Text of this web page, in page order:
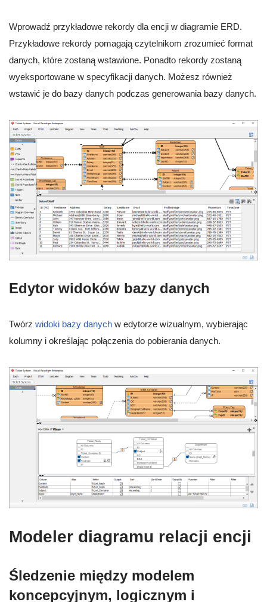
Wprowadź przykładowe rekordy dla encji w diagramie ERD.
Przykładowe rekordy pomagają czytelnikom zrozumieć format
danych, które zostaną wstawione. Ponadto rekordy zostaną
wyeksportowane w specyfikacji danych. Możesz również
wstawić je do bazy danych podczas generowania bazy danych.
Edytor widoków bazy danych
Twórz widoki bazy danych w edytorze wizualnym, wybierając
kolumny i określając połączenia do pobierania danych.
Modeler diagramu relacji encji
Śledzenie między modelem
koncepcyjnym, logicznym i